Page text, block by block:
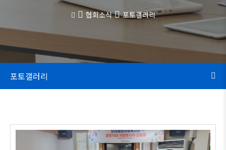
협회소식 포토갤러리
포토갤러리